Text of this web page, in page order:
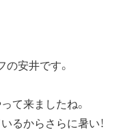
の安井です。
て来ましたね。
るからさらに暑い！